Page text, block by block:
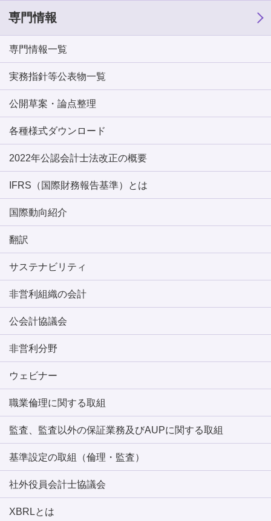
専門情報
専門情報一覧
実務指針等公表物一覧
公開草案・論点整理
各種様式ダウンロード
2022年公認会計士法改正の概要
IFRS（国際財務報告基準）とは
国際動向紹介
翻訳
サステナビリティ
非営利組織の会計
公会計協議会
非営利分野
ウェビナー
職業倫理に関する取組
監査、監査以外の保証業務及びAUPに関する取組
基準設定の取組（倫理・監査）
社外役員会計士協議会
XBRLとは